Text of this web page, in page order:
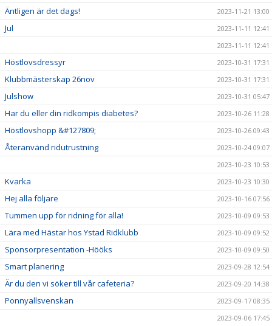
Äntligen är det dags! 2023-11-21 13:00
Jul
2023-11-11 12:41
2023-11-11 12:41
Höstlovsdressyr 2023-10-31 17:31
Klubbmästerskap 26nov 2023-10-31 17:31
Julshow 2023-10-31 05:47
Har du eller din ridkompis diabetes? 2023-10-26 11:28
Höstlovshopp &#127809; 2023-10-26 09:43
Återanvänd ridutrustning
2023-10-24 09:07
2023-10-23 10:53
Kvarka 2023-10-23 10:30
Hej alla följare 2023-10-16 07:56
Tummen upp för ridning för alla! 2023-10-09 09:53
Lära med Hästar hos Ystad Ridklubb 2023-10-09 09:52
Sponsorpresentation -Hööks 2023-10-09 09:50
Smart planering 2023-09-28 12:54
Är du den vi söker till vår cafeteria? 2023-09-20 14:38
Ponnyallsvenskan
2023-09-17 08:35
2023-09-06 17:45